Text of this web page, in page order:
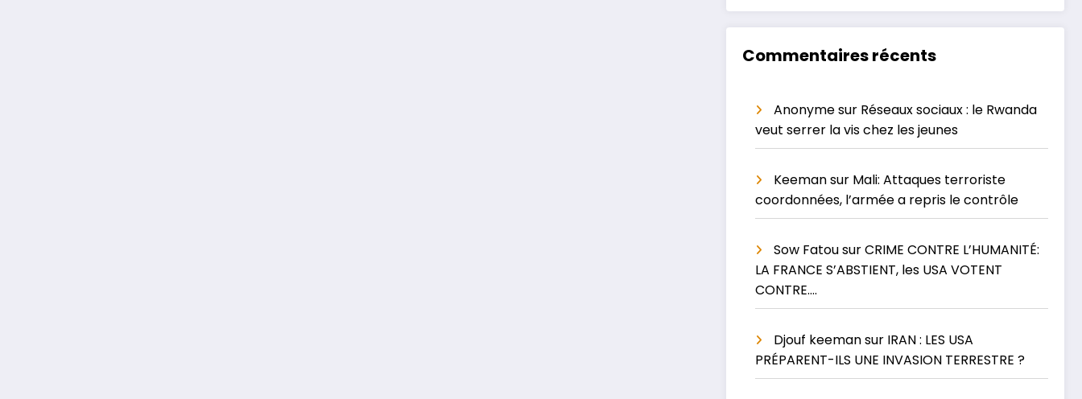
Commentaires récents
Anonymesur Réseaux sociaux : le Rwanda
veut serrer la vis chez les jeunes
Keemansur Mali: Attaques terroriste
coordonnées, l’armée a repris le contrôle
Sow FatousurCRIME CONTRE L’HUMANITÉ:
LA FRANCE S’ABSTIENT, les USA VOTENT
CONTRE….
Djouf keemansur IRAN : LES USA
PRÉPARENT-ILS UNE INVASION TERRESTRE ?